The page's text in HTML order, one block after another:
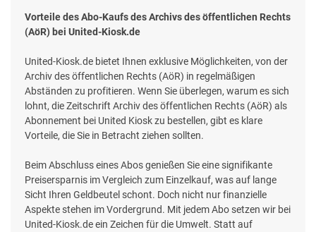
Vorteile des Abo-Kaufs des Archivs des öffentlichen Rechts
(AöR) bei United-Kiosk.de
United-Kiosk.de bietet Ihnen exklusive Möglichkeiten, von der
Archiv des öffentlichen Rechts (AöR) in regelmäßigen
Abständen zu profitieren. Wenn Sie überlegen, warum es sich
lohnt, die Zeitschrift Archiv des öffentlichen Rechts (AöR) als
Abonnement bei United Kiosk zu bestellen, gibt es klare
Vorteile, die Sie in Betracht ziehen sollten.
Beim Abschluss eines Abos genießen Sie eine signifikante
Preisersparnis im Vergleich zum Einzelkauf, was auf lange
Sicht Ihren Geldbeutel schont. Doch nicht nur finanzielle
Aspekte stehen im Vordergrund. Mit jedem Abo setzen wir bei
United-Kiosk.de ein Zeichen für die Umwelt. Statt auf